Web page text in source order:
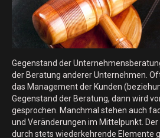
Gegenstand der
der Beratung anderer Unternehmen.
das Management der Kunden
Gegenstand der Beratung, dann wird
gesprochen. Manchmal stehen auch
und Veränderungen im Mittelpunkt.
durch stets wiederkehrende Elemente